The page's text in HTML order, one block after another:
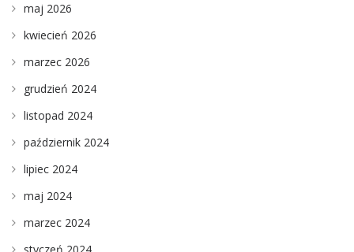
maj 2026
kwiecień 2026
marzec 2026
grudzień 2024
listopad 2024
październik 2024
lipiec 2024
maj 2024
marzec 2024